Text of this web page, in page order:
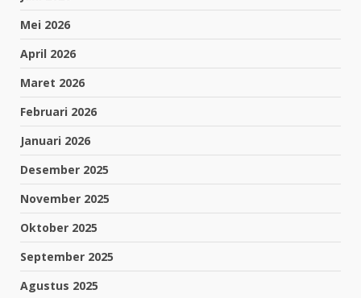
Mei 2026
April 2026
Maret 2026
Februari 2026
Januari 2026
Desember 2025
November 2025
Oktober 2025
September 2025
Agustus 2025